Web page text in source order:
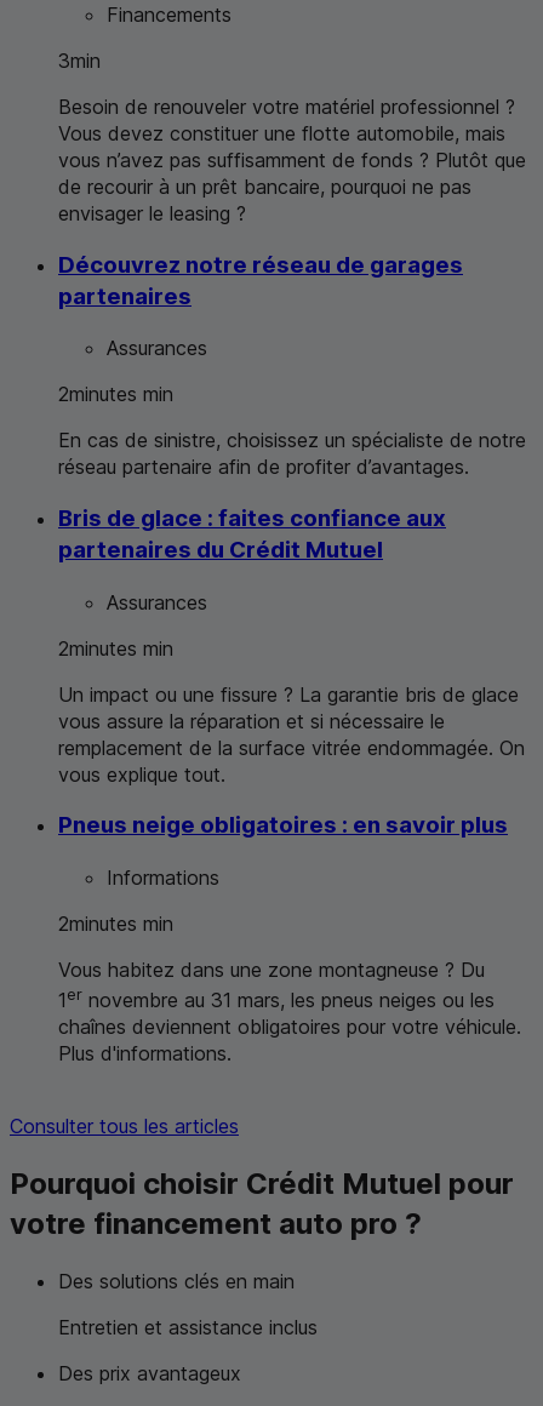
Financements
3min
Besoin de renouveler votre matériel professionnel ?
Vous devez constituer une flotte automobile, mais
vous n’avez pas suffisamment de fonds ? Plutôt que
de recourir à un prêt bancaire, pourquoi ne pas
envisager le leasing ?
Découvrez notre réseau de garages
partenaires
Assurances
2minutes min
En cas de sinistre, choisissez un spécialiste de notre
réseau partenaire afin de profiter d’avantages.
Bris de glace : faites confiance aux
partenaires du Crédit Mutuel
Assurances
2minutes min
Un impact ou une fissure ? La garantie bris de glace
vous assure la réparation et si nécessaire le
remplacement de la surface vitrée endommagée. On
vous explique tout.
Pneus neige obligatoires : en savoir plus
Informations
2minutes min
Vous habitez dans une zone montagneuse ? Du
1er novembre au 31 mars, les pneus neiges ou les
chaînes deviennent obligatoires pour votre véhicule.
Plus d'informations.
Consulter tous les articles
Pourquoi choisir Crédit Mutuel pour
votre financement auto pro ?
Des solutions clés en main
Entretien et assistance inclus
Des prix avantageux